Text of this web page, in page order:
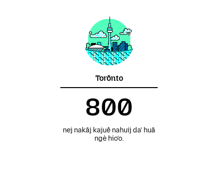
Torônto
800
nej nakāj kajuê nahuij da' huā
ngè hio'o.